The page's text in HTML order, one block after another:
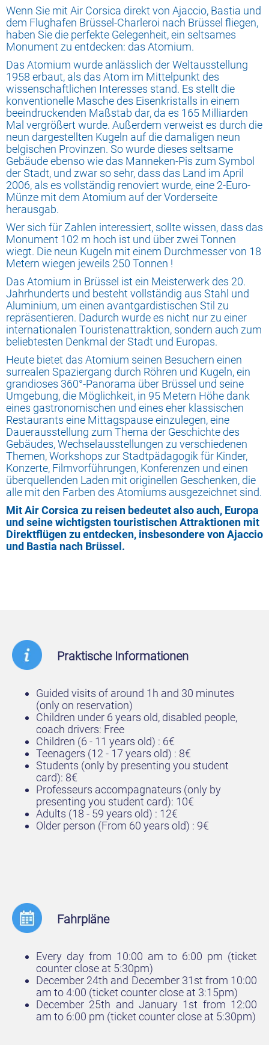
Wenn Sie mit Air Corsica direkt von Ajaccio, Bastia und
dem Flughafen Brüssel-Charleroi nach Brüssel fliegen,
haben Sie die perfekte Gelegenheit, ein seltsames
Monument zu entdecken: das Atomium.
Das Atomium wurde anlässlich der Weltausstellung
1958 erbaut, als das Atom im Mittelpunkt des
wissenschaftlichen Interesses stand. Es stellt die
konventionelle Masche des Eisenkristalls in einem
beeindruckenden Maßstab dar, da es 165 Milliarden
Mal vergrößert wurde. Außerdem verweist es durch die
neun dargestellten Kugeln auf die damaligen neun
belgischen Provinzen. So wurde dieses seltsame
Gebäude ebenso wie das Manneken-Pis zum Symbol
der Stadt, und zwar so sehr, dass das Land im April
2006, als es vollständig renoviert wurde, eine 2-Euro-
Münze mit dem Atomium auf der Vorderseite
herausgab.
Wer sich für Zahlen interessiert, sollte wissen, dass das
Monument 102 m hoch ist und über zwei Tonnen
wiegt. Die neun Kugeln mit einem Durchmesser von 18
Metern wiegen jeweils 250 Tonnen !
Das Atomium in Brüssel ist ein Meisterwerk des 20.
Jahrhunderts und besteht vollständig aus Stahl und
Aluminium, um einen avantgardistischen Stil zu
repräsentieren. Dadurch wurde es nicht nur zu einer
internationalen Touristenattraktion, sondern auch zum
beliebtesten Denkmal der Stadt und Europas.
Heute bietet das Atomium seinen Besuchern einen
surrealen Spaziergang durch Röhren und Kugeln, ein
grandioses 360°-Panorama über Brüssel und seine
Umgebung, die Möglichkeit, in 95 Metern Höhe dank
eines gastronomischen und eines eher klassischen
Restaurants eine Mittagspause einzulegen, eine
Dauerausstellung zum Thema der Geschichte des
Gebäudes, Wechselausstellungen zu verschiedenen
Themen, Workshops zur Stadtpädagogik für Kinder,
Konzerte, Filmvorführungen, Konferenzen und einen
überquellenden Laden mit originellen Geschenken, die
alle mit den Farben des Atomiums ausgezeichnet sind.
Mit Air Corsica zu reisen bedeutet also auch, Europa
und seine wichtigsten touristischen Attraktionen mit
Direktflügen zu entdecken, insbesondere von Ajaccio
und Bastia nach Brüssel.
Praktische Informationen
Guided visits of around 1h and 30 minutes
(only on reservation)
Children under 6 years old, disabled people,
coach drivers: Free
Children (6 - 11 years old) : 6€
Teenagers (12 - 17 years old) : 8€
Students (only by presenting you student
card): 8€
Professeurs accompagnateurs (only by
presenting you student card): 10€
Adults (18 - 59 years old) : 12€
Older person (From 60 years old) : 9€
Fahrpläne
Every day from 10:00 am to 6:00 pm (ticket
counter close at 5:30pm)
December 24th and December 31st from 10:00
am to 4:00 (ticket counter close at 3:15pm)
December 25th and January 1st from 12:00
am to 6:00 pm (ticket counter close at 5:30pm)